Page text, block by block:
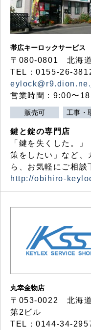
帯広キーロックサービス
〒080-0801 北海
TEL：0155-26-
営業時間：9:00〜
販売可 工事・
鍵と錠の専門店
「鍵を失くした。
策をしたい」など、
ら、お気軽にご相談
http://obihiro-
丸幸金物店
〒053-0022 北海
第2ビル
TEL：0144-34-